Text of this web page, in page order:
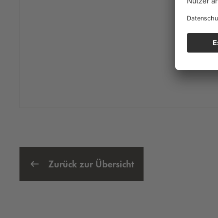
Zurück zur Übersicht